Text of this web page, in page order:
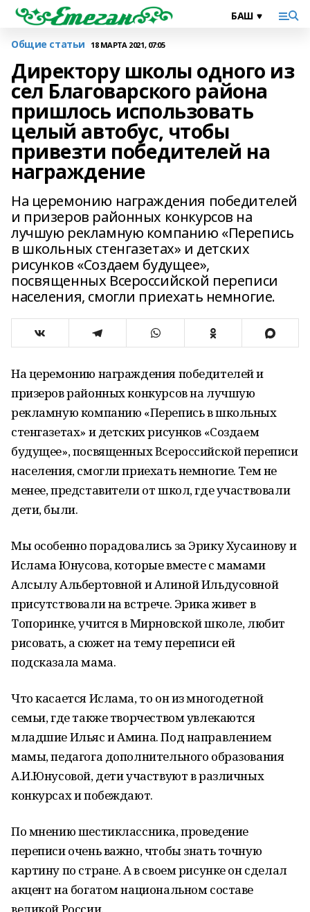
Общие статьи 18 МАРТА 2021, 07:05
Директору школы одного из
сел Благоварского района
пришлось использовать
целый автобус, чтобы
привезти победителей на
награждение
На церемонию награждения победителей
и призеров районных конкурсов на
лучшую рекламную компанию «Перепись
в школьных стенгазетах» и детских
рисунков «Создаем будущее»,
посвященных Всероссийской переписи
населения, смогли приехать немногие.
На церемонию награждения победителей и
призеров районных конкурсов на лучшую
рекламную компанию «Перепись в школьных
стенгазетах» и детских рисунков «Создаем
будущее», посвященных Всероссийской переписи
населения, смогли приехать немногие. Тем не
менее, представители от школ, где участвовали
дети, были.
Мы особенно порадовались за Эрику Хусаинову и
Ислама Юнусова, которые вместе с мамами
Алсылу Альбертовной и Алиной Ильдусовной
присутствовали на встрече. Эрика живет в
Топоринке, учится в Мирновской школе, любит
рисовать, а сюжет на тему переписи ей
подсказала мама.
Что касается Ислама, то он из многодетной
семьи, где также творчеством увлекаются
младшие Ильяс и Амина. Под направлением
мамы, педагога дополнительного образования
А.И.Юнусовой, дети участвуют в различных
конкурсах и побеждают.
По мнению шестиклассника, проведение
переписи очень важно, чтобы знать точную
картину по стране. А в своем рисунке он сделал
акцент на богатом национальном составе